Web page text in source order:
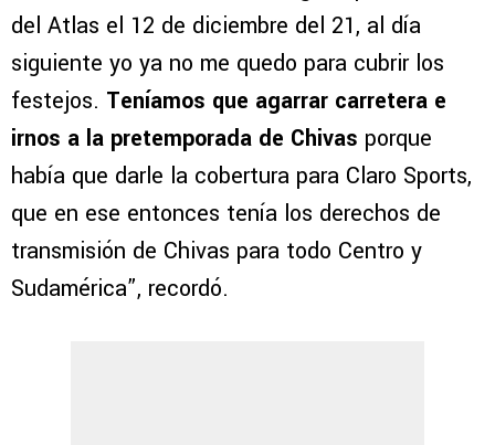
del Atlas el 12 de diciembre del 21, al día
siguiente yo ya no me quedo para cubrir los
festejos. Teníamos que agarrar carretera e
irnos a la pretemporada de Chivas porque
había que darle la cobertura para Claro Sports,
que en ese entonces tenía los derechos de
transmisión de Chivas para todo Centro y
Sudamérica”, recordó.